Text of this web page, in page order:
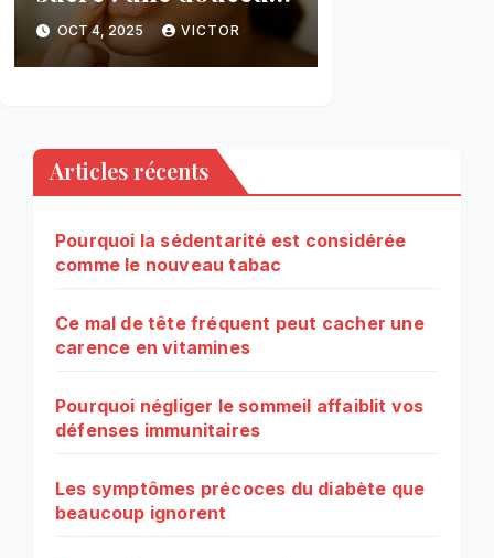
naturelle pour vos
lèvres
OCT 4, 2025 VICTOR
Articles récents
Pourquoi la sédentarité est considérée
comme le nouveau tabac
Ce mal de tête fréquent peut cacher une
carence en vitamines
Pourquoi négliger le sommeil affaiblit vos
défenses immunitaires
Les symptômes précoces du diabète que
beaucoup ignorent